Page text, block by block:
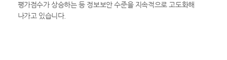
평가점수가 상승하는 등 정보보안 수준을 지속적으로 고도화해
나가고 있습니다.